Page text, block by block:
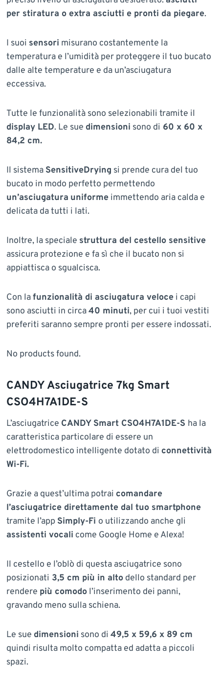
per stiratura o extra asciutti e pronti da piegare.
I suoi sensori misurano costantemente la
temperatura e l’umidità per proteggere il tuo bucato
dalle alte temperature e da un’asciugatura
eccessiva.
Tutte le funzionalità sono selezionabili tramite il
display LED. Le sue dimensioni sono di 60 x 60 x
84,2 cm.
Il sistema SensitiveDrying si prende cura del tuo
bucato in modo perfetto permettendo
un’asciugatura uniformeimmettendo aria calda e
delicata da tutti i lati.
Inoltre, la speciale struttura del cestello sensitive
assicura protezione e fa sì che il bucato non si
appiattisca o sgualcisca.
Con lafunzionalità di asciugatura velocei capi
sono asciutti in circa40 minuti, per cui i tuoi vestiti
preferiti saranno sempre pronti per essere indossati.
No products found.
CANDY Asciugatrice 7kg Smart
CSO4H7A1DE-S
L’asciugatrice CANDY Smart CSO4H7A1DE-S ha la
caratteristica particolare di essere un
elettrodomestico intelligente dotato di connettività
Wi-Fi.
Grazie a quest’ultima potrai comandare
l’asciugatrice direttamente dal tuo smartphone
tramite l’app Simply-Fi o utilizzando anche gli
assistenti vocali come Google Home e Alexa!
Il cestello e l’oblò di questa asciugatrice sono
posizionati 3,5 cm più in altodello standard per
rendere più comodol’inserimento dei panni,
gravando meno sulla schiena.
Le sue dimensioni sono di 49,5 x 59,6 x 89 cm
quindi risulta molto compatta ed adatta a piccoli
spazi.